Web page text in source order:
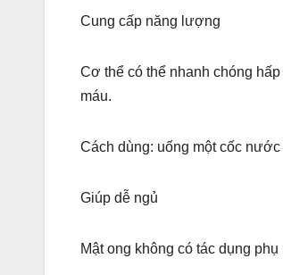
Cung cấp năng lượng
Cơ thể có thể nhanh chóng
máu.
Cách dùng: uống một cốc
Giúp dễ ngủ
Mật ong không có tác dụng